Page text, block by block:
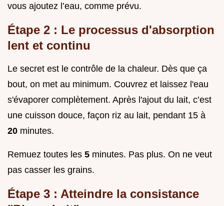
vous ajoutez l’eau, comme prévu.
Étape 2 : Le processus d'absorption
lent et continu
Le secret est le contrôle de la chaleur. Dès que ça
bout, on met au minimum. Couvrez et laissez l'eau
s'évaporer complètement. Après l'ajout du lait, c’est
une cuisson douce, façon riz au lait, pendant 15 à
20 minutes.
Remuez toutes les 5 minutes. Pas plus. On ne veut
pas casser les grains.
Étape 3 : Atteindre la consistance